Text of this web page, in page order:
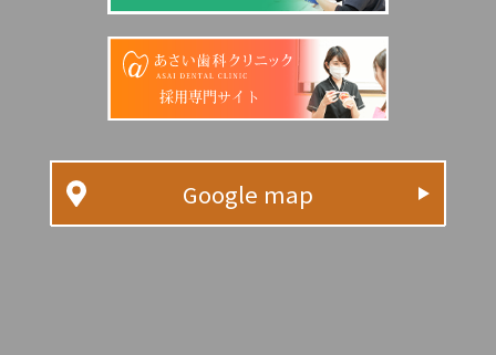
採用専門サイト
Google map